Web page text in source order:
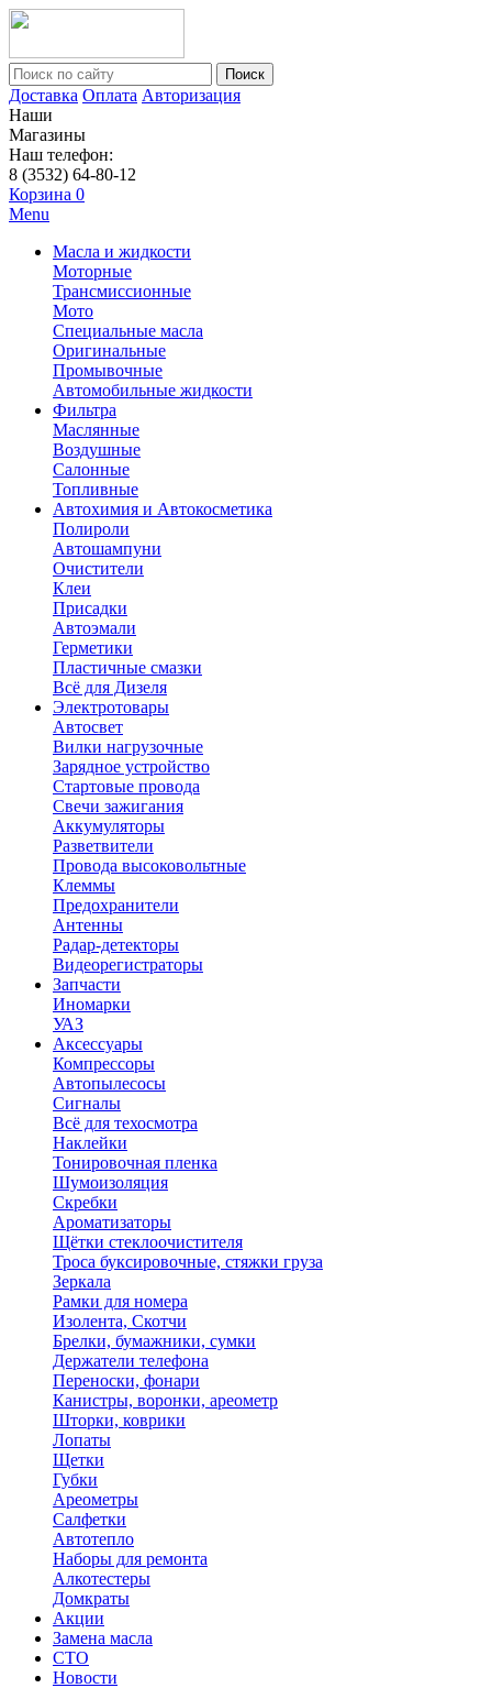
Поиск
Доставка Оплата Авторизация
Наши
Магазины
Наш телефон:
8 (3532) 64-80-12
Корзина 0
Menu
Масла и жидкости
Моторные
Трансмиссионные
Мото
Специальные масла
Оригинальные
Промывочные
Автомобильные жидкости
Фильтра
Маслянные
Воздушные
Салонные
Топливные
Автохимия и Автокосметика
Полироли
Автошампуни
Очистители
Клеи
Присадки
Автоэмали
Герметики
Пластичные смазки
Всё для Дизеля
Электротовары
Автосвет
Вилки нагрузочные
Зарядное устройство
Стартовые провода
Свечи зажигания
Аккумуляторы
Разветвители
Провода высоковольтные
Клеммы
Предохранители
Антенны
Радар-детекторы
Видеорегистраторы
Запчасти
Иномарки
УАЗ
Аксесcуары
Компрессоры
Автопылесосы
Сигналы
Всё для техосмотра
Наклейки
Тонировочная пленка
Шумоизоляция
Скребки
Ароматизаторы
Щётки стеклоочистителя
Троса буксировочные, стяжки груза
Зеркала
Рамки для номера
Изолента, Скотчи
Брелки, бумажники, сумки
Держатели телефона
Переноски, фонари
Канистры, воронки, ареометр
Шторки, коврики
Лопаты
Щетки
Губки
Ареометры
Салфетки
Автотепло
Наборы для ремонта
Алкотестеры
Домкраты
Акции
Замена масла
СТО
Новости